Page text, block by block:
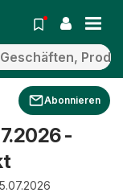
Abonnieren
-